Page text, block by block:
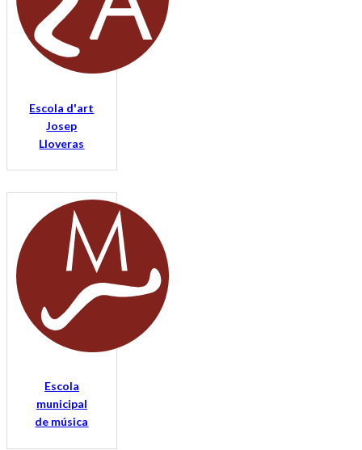
Escola d'art
Josep
Lloveras
Escola
municipal
de música